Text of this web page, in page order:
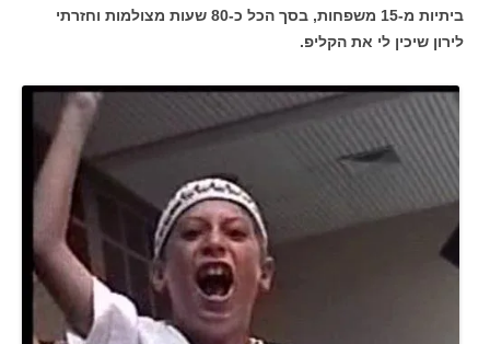
ביתיות מ-15 משפחות, בסך הכל כ-80 שעות מצולמות וחזרתי
לירון שיכין לי את הקליפ.